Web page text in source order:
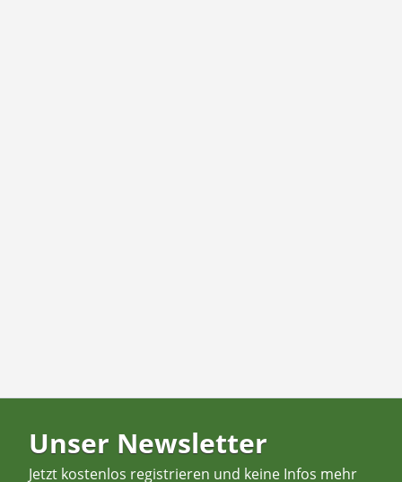
Unser Newsletter
Jetzt kostenlos registrieren und keine Infos mehr